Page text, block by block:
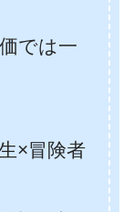
では一
×冒険者